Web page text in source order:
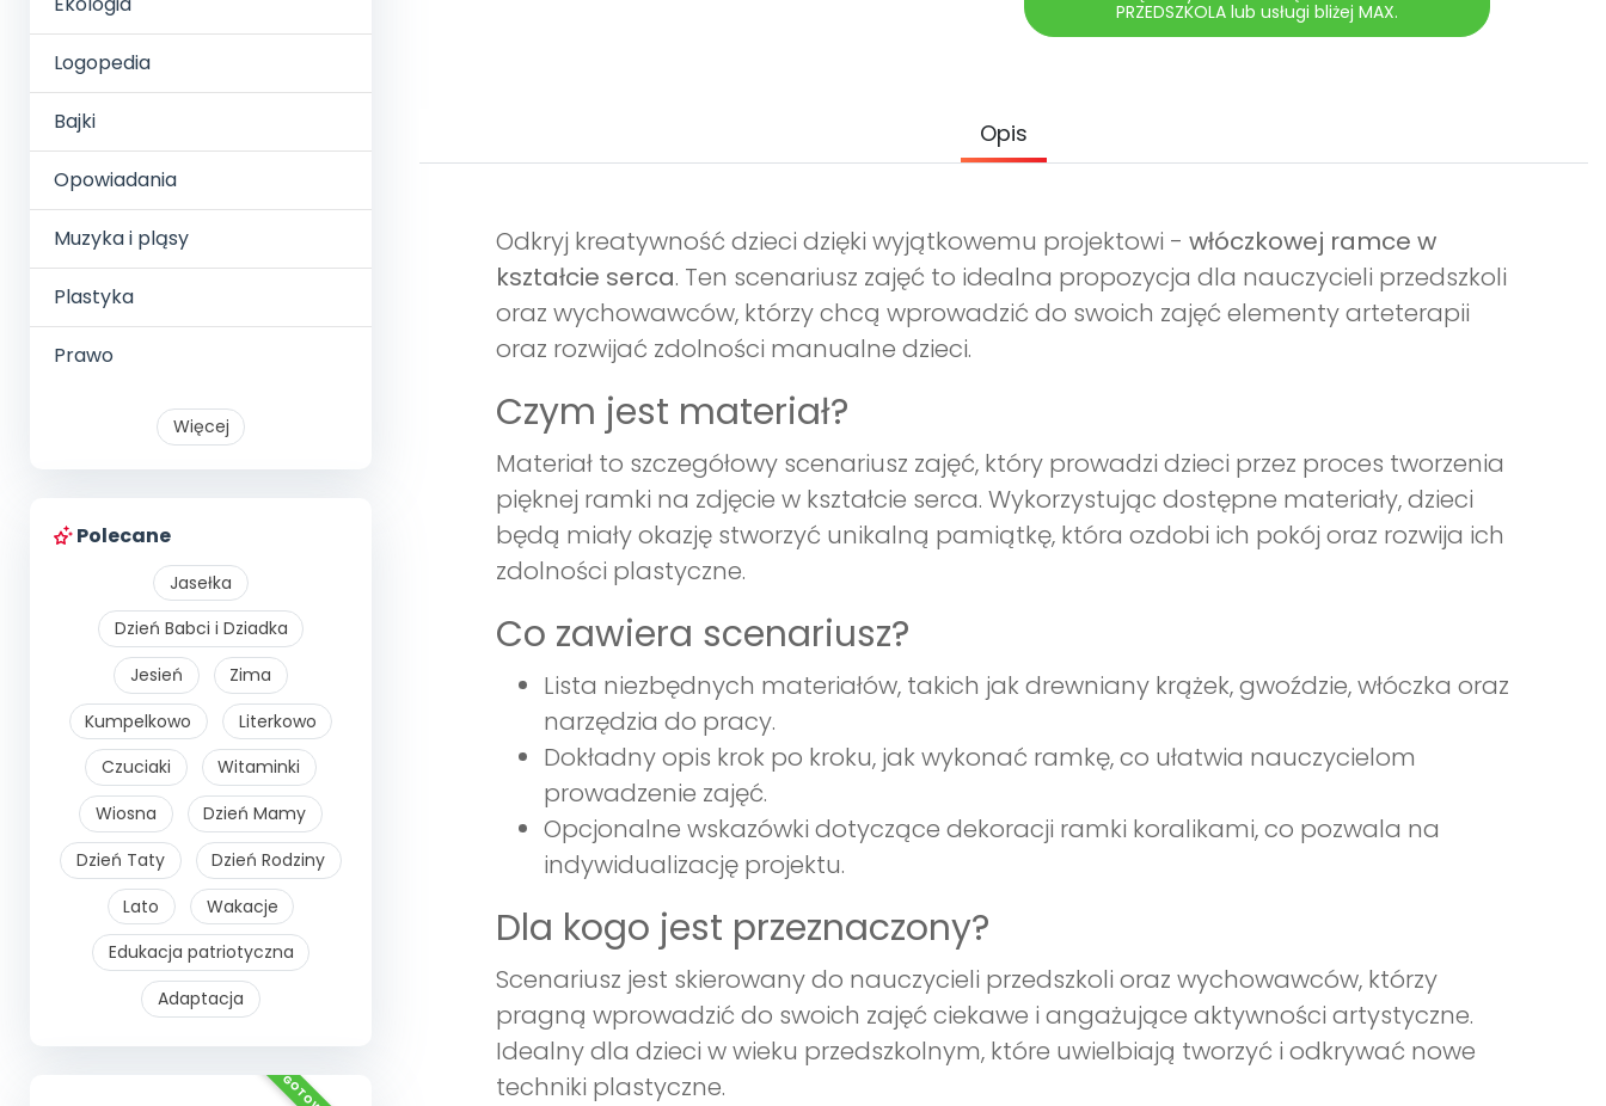
Logopedia
Bajki
Opowiadania
Muzyka i pląsy
Plastyka
Prawo
Więcej
Polecane
Jasełka
Dzień Babci i Dziadka
Jesień
Zima
Kumpelkowo
Literkowo
Czuciaki
Witaminki
Wiosna
Dzień Mamy
Dzień Taty
Dzień Rodziny
Lato
Wakacje
Edukacja patriotyczna
Adaptacja
PRZEDSZKOLA lub usługi bliżej MAX.
Opis
Odkryj kreatywność dzieci dzięki wyjątkowemu projektowi - włóczkowej ramce w
kształcie serca. Ten scenariusz zajęć to idealna propozycja dla nauczycieli przedszkoli
oraz wychowawców, którzy chcą wprowadzić do swoich zajęć elementy arteterapii
oraz rozwijać zdolności manualne dzieci.
Czym jest materiał?
Materiał to szczegółowy scenariusz zajęć, który prowadzi dzieci przez proces tworzenia
pięknej ramki na zdjęcie w kształcie serca. Wykorzystując dostępne materiały, dzieci
będą miały okazję stworzyć unikalną pamiątkę, która ozdobi ich pokój oraz rozwija ich
zdolności plastyczne.
Co zawiera scenariusz?
Lista niezbędnych materiałów, takich jak drewniany krążek, gwoździe, włóczka oraz
narzędzia do pracy.
Dokładny opis krok po kroku, jak wykonać ramkę, co ułatwia nauczycielom
prowadzenie zajęć.
Opcjonalne wskazówki dotyczące dekoracji ramki koralikami, co pozwala na
indywidualizację projektu.
Dla kogo jest przeznaczony?
Scenariusz jest skierowany do nauczycieli przedszkoli oraz wychowawców, którzy
pragną wprowadzić do swoich zajęć ciekawe i angażujące aktywności artystyczne.
Idealny dla dzieci w wieku przedszkolnym, które uwielbiają tworzyć i odkrywać nowe
techniki plastyczne.